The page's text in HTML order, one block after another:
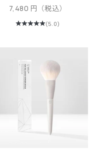
セール価格
7,480 円（税込）
(5.0)